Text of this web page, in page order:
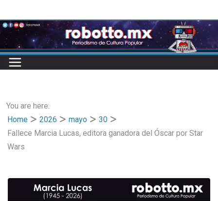
to
content
You are here:
Home
2026 mayo
30
Fallece Marcia Lucas, editora ganadora del Óscar por Star
Wars